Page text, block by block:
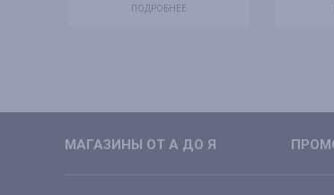
ПОДРОБНЕЕ
МАГАЗИНЫ ОТ А ДО Я